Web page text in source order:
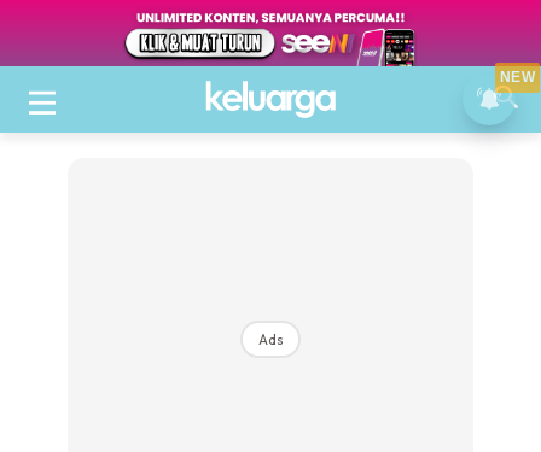
Ads
NEW